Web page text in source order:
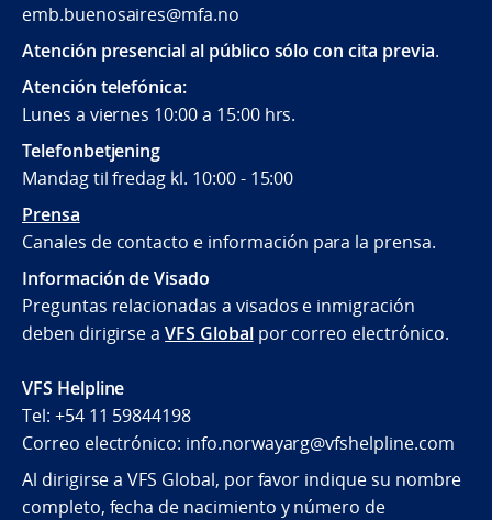
emb.buenosaires@mfa.no
Atención presencial al público sólo con cita previa.
Atención telefónica:
Lunes a viernes 10:00 a 15:00 hrs.
Telefonbetjening
Mandag til fredag kl. 10:00 - 15:00
Prensa
Canales de contacto e información para la prensa.
Información de Visado
Preguntas relacionadas a visados e inmigración
deben dirigirse aVFS Globalpor correo electrónico.
VFS Helpline
Tel: +54 11 59844198
Correo electrónico: info.norwayarg@vfshelpline.com
Al dirigirse a VFS Global, por favor indique su nombre
completo, fecha de nacimiento y número de